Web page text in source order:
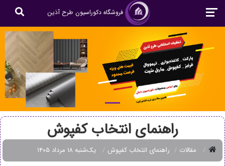
فروشگاه دکوراسیون طرح آذین
راهنمای انتخاب کفپوش
مقالات راهنمای انتخاب کفپوش یک‌شنبه ۱۸ مرداد ۱۴۰۵